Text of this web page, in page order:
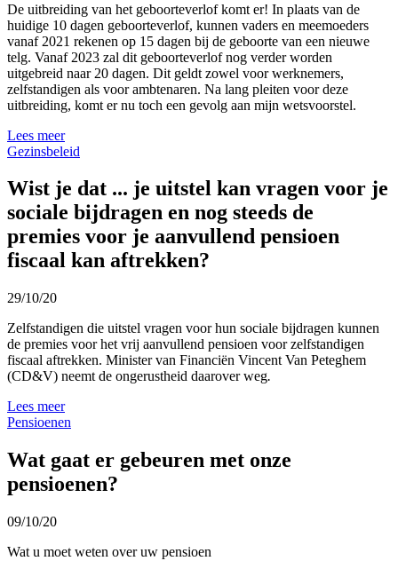
De uitbreiding van het geboorteverlof komt er! In plaats van de
huidige 10 dagen geboorteverlof, kunnen vaders en meemoeders
vanaf 2021 rekenen op 15 dagen bij de geboorte van een nieuwe
telg. Vanaf 2023 zal dit geboorteverlof nog verder worden
uitgebreid naar 20 dagen. Dit geldt zowel voor werknemers,
zelfstandigen als voor ambtenaren. Na lang pleiten voor deze
uitbreiding, komt er nu toch een gevolg aan mijn wetsvoorstel.
Lees meer
Gezinsbeleid
Wist je dat ... je uitstel kan vragen voor je
sociale bijdragen en nog steeds de
premies voor je aanvullend pensioen
fiscaal kan aftrekken?
29/10/20
Zelfstandigen die uitstel vragen voor hun sociale bijdragen kunnen
de premies voor het vrij aanvullend pensioen voor zelfstandigen
fiscaal aftrekken. Minister van Financiën Vincent Van Peteghem
(CD&V) neemt de ongerustheid daarover weg.
Lees meer
Pensioenen
Wat gaat er gebeuren met onze
pensioenen?
09/10/20
Wat u moet weten over uw pensioen